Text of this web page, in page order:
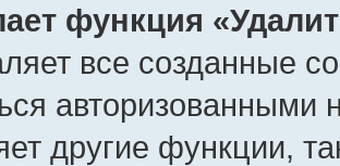
функция
все созданные
авторизованными
другие функции,